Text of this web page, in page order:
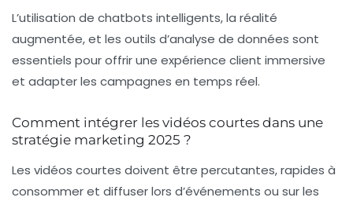
L’utilisation de chatbots intelligents, la réalité
augmentée, et les outils d’analyse de données sont
essentiels pour offrir une expérience client immersive
et adapter les campagnes en temps réel.
Comment intégrer les vidéos courtes dans une
stratégie marketing 2025 ?
Les vidéos courtes doivent être percutantes, rapides à
consommer et diffuser lors d’événements ou sur les